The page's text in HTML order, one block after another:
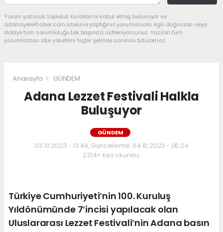
Yorum yazarak Topluluk Kuralları’nı kabul etmiş bulunuyor ve
adanayerelhaber.com sitesine yaptığınız yorumunuzla ilgili doğrudan veya
dolaylı tüm sorumluluğu tek başınıza üstleniyorsunuz. Yazılan tüm
yorumlardan site yönetimi hiçbir şekilde sorumlu tutulamaz.
Anasayfa GÜNDEM
Adana Lezzet Festivali Halkla
Buluşuyor
GÜNDEM
03.10.2023 - 13:49, Güncelleme: 04.10.2023 - 06:24
2314+ kez okundu.
Türkiye Cumhuriyeti’nin 100. Kuruluş
Yıldönümünde 7’incisi yapılacak olan
Uluslararası Lezzet Festivali’nin Adana basın